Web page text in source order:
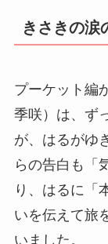
きさきの涙
プーケット編
季咲）は、ず
が、はるがゆ
らの告白も「
り、はるに「
いを伝えて旅
いました。